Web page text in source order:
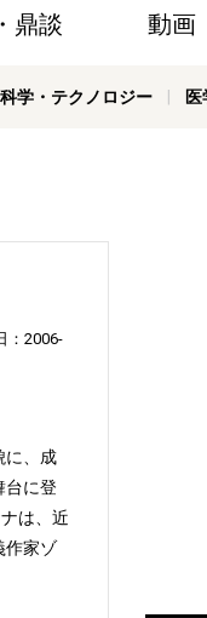
鼎談 動画
科学・テクノロジー
：2006-
に、成
台に登
は、近
作家ゾ